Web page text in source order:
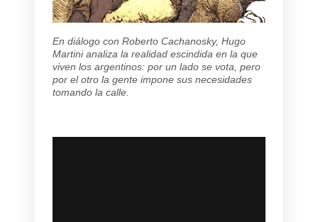
En diálogo con Roberto Cachanosky, Hugo
Martini analiza la realidad escindida en la que
viven los argentinos: por un lado se vota, pero
por el otro la gente impone sus necesidades
tomando la calle.